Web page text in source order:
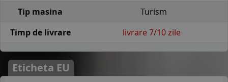
Tip masina
Turism
Timp de livrare
livrare 7/10 zile
Eticheta EU